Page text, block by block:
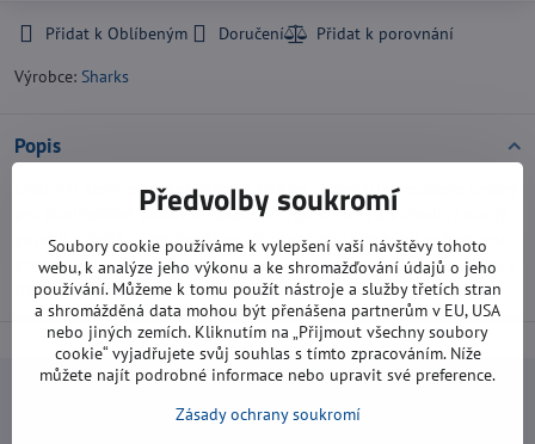
Přidat k Oblíbeným
Doručení
Výrobce: Sharks
Popis
Efektivní křovinořez poháněný 4-dobým spalovacím motorem určený
pro dlouhodobé pracovní nasazení. Ergonomický a pohodlný nosný
popruh a řídítka s možností rychlého seřízení umožňují pohodlnou
pracovní polohu.Ochraný kryt nástroje Combi pro strunovou hlavu a
travní kotouč.
Předvolby soukromí
Soubory cookie používáme k vylepšení vaší návštěvy tohoto
webu, k analýze jeho výkonu a ke shromažďování údajů o jeho
používání. Můžeme k tomu použít nástroje a služby třetích stran
a shromážděná data mohou být přenášena partnerům v EU, USA
nebo jiných zemích. Kliknutím na „Přijmout všechny soubory
cookie“ vyjadřujete svůj souhlas s tímto zpracováním. Níže
můžete najít podrobné informace nebo upravit své preference.
Zásady ochrany soukromí